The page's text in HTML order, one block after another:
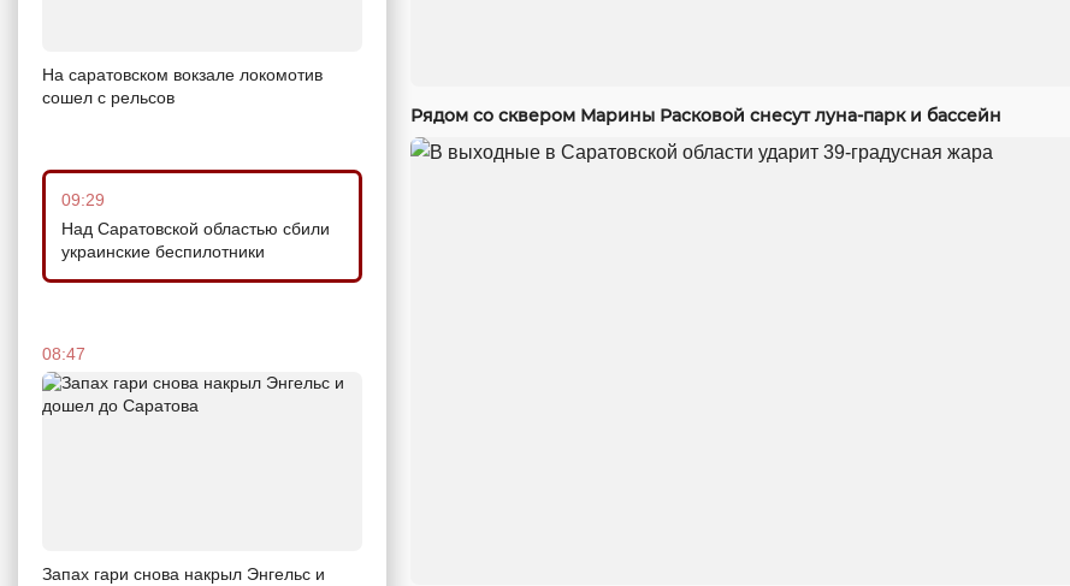
На саратовском вокзале локомотив
сошел с рельсов
09:29
Над Саратовской областью сбили
украинские беспилотники
08:47
Запах гари снова накрыл Энгельс и
Рядом со сквером Марины Расковой снесут луна-парк и бассейн